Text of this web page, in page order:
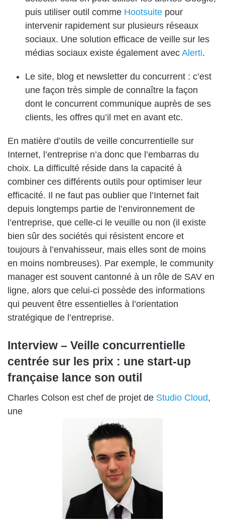
puis utiliser outil comme Hootsuite pour
intervenir rapidement sur plusieurs réseaux
sociaux. Une solution efficace de veille sur les
médias sociaux existe également avec Alerti.
Le site, blog et newsletter du concurrent : c’est
une façon très simple de connaître la façon
dont le concurrent communique auprès de ses
clients, les offres qu’il met en avant etc.
En matière d’outils de veille concurrentielle sur
Internet, l’entreprise n’a donc que l’embarras du
choix. La difficulté réside dans la capacité à
combiner ces différents outils pour optimiser leur
efficacité. Il ne faut pas oublier que l’Internet fait
depuis longtemps partie de l’environnement de
l’entreprise, que celle-ci le veuille ou non (il existe
bien sûr des sociétés qui résistent encore et
toujours à l’envahisseur, mais elles sont de moins
en moins nombreuses). Par exemple, le community
manager est souvent cantonné à un rôle de SAV en
ligne, alors que celui-ci possède des informations
qui peuvent être essentielles à l’orientation
stratégique de l’entreprise.
Interview – Veille concurrentielle
centrée sur les prix : une start-up
française lance son outil
Charles Colson est chef de projet de Studio Cloud,
une